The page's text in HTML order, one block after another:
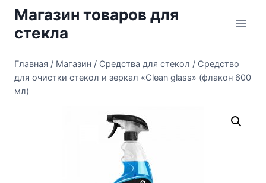
Перейти
содержимому
Магазин товаров для
стекла
Главная / Магазин / Средства для стекол / Средство
для очистки стекол и зеркал «Clean glass» (флакон 600
мл)